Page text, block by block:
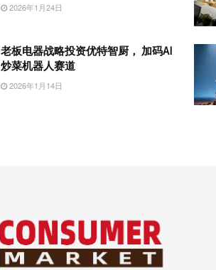
2026年1月24日
老板电器战略投资优特智厨， 加码AI
炒菜机器人赛道
2026年1月14日